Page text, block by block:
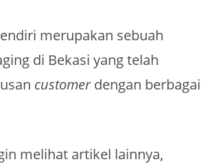
merupakan sebuah
di Bekasi yang telah
customerdengan berbagai
melihat artikel lainnya,